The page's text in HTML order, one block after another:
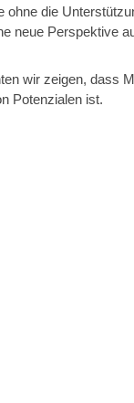
ohne die
neue Perspektive
wir zeigen, dass
Potenzialen ist.